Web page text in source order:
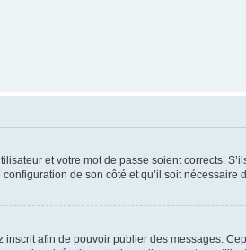
et votre mot de passe soient corrects.
de son côté et qu’il soit nécessaire
afin de pouvoir publier des messages.